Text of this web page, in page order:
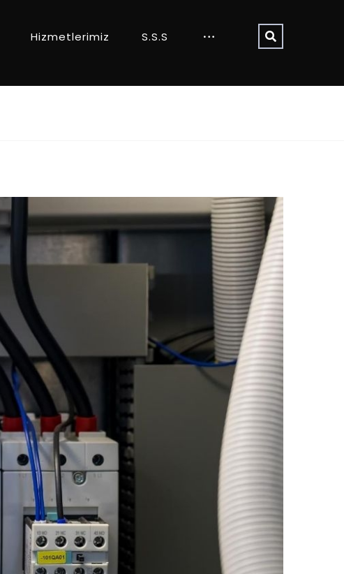
Hizmetlerimiz S.S.S